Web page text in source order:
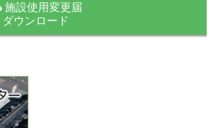
施設使用変更届
ダウンロード